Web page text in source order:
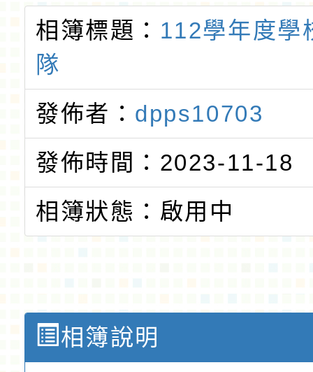
相簿標題： 112學年度學
隊
發佈者： dpps10703
發佈時間：2023-11-18
相簿狀態：啟用中
相簿說明